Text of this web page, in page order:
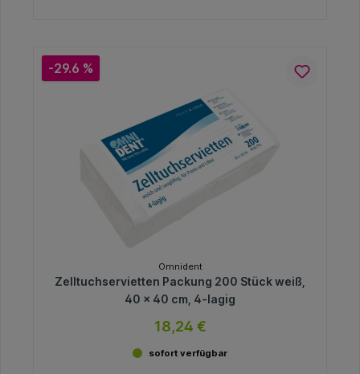
-29.6 %
Omnident
Zelltuchservietten Packung 200 Stück weiß,
40 x 40 cm, 4-lagig
18,24 €
sofort verfügbar